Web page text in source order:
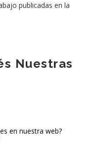
publicadas en la
Nuestras
en nuestra web?